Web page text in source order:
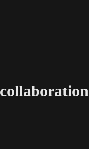
collaboration